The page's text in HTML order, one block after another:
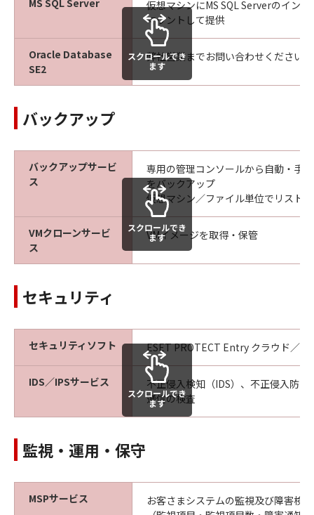
MS SQL Server
仮想マシンにMS SQL Serverのイン
マウントして提供
Oracle Database
SE2
弊社営業までお問い合わせください。
スクロールでき
ます
バックアップ
バックアップサービ
ス
専用の管理コンソールから自動・手
をバックアップ
仮想マシン／ファイル単位でリスト
VMクローンサービ
ス
VMイメージを取得・保管
スクロールでき
ます
セキュリティ
セキュリティソフト ESET PROTECT Entry クラウド／オ
IDS／IPSサービス
不正侵入検知（IDS）、不正侵入防止
通信の検査
スクロールでき
ます
監視・運用・保守
MSPサービス
お客さまシステムの監視及び障害検